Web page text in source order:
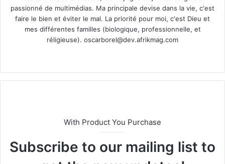
passionné de multimédias. Ma principale devise dans la vie, c'est
faire le bien et éviter le mal. La priorité pour moi, c'est Dieu et
mes différentes familles (biologique, professionnelle, et
réligieuse). oscarborel@dev.afrikmag.com
te
With Product You Purchase
Subscribe to our mailing list to